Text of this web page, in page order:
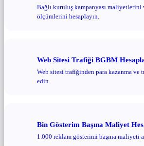
Bağlı kuruluş kampanyası maliyetlerini
ölçümlerini hesaplayın.
Web Sitesi Trafiği BGBM
Web sitesi trafiğinden para kazanma ve
edin.
Bin Gösterim Başına Maliyet
1.000 reklam gösterimi başına maliyeti